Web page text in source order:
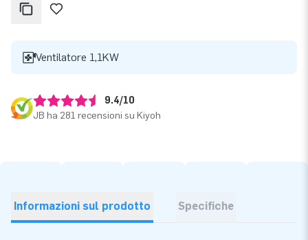
Ventilatore 1,1KW
9.4/10
JB ha 281 recensioni su Kiyoh
Informazioni sul prodotto Specifiche